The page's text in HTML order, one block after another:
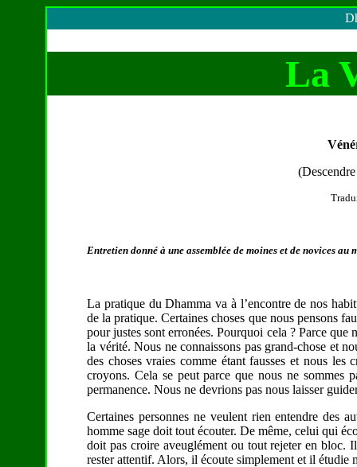
La
Entretien donné à une assemblée de moines et de novices
La pratique du Dhamma va à l’encontre de nos
de la pratique. Certaines choses que nous pensons
pour justes sont erronées. Pourquoi cela ? Parce que
la vérité. Nous ne connaissons pas grand-chose et
des choses vraies comme étant fausses et nous
croyons. Cela se peut parce que nous ne sommes
permanence. Nous ne devrions pas nous laisser
Certaines personnes ne veulent rien entendre des
homme sage doit tout écouter. De même, celui qui
doit pas croire aveuglément ou tout rejeter en
rester attentif. Alors, il écoute simplement et il étudie